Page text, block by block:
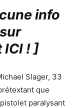
info
ICI !]
Slager, 33
que
paralysant